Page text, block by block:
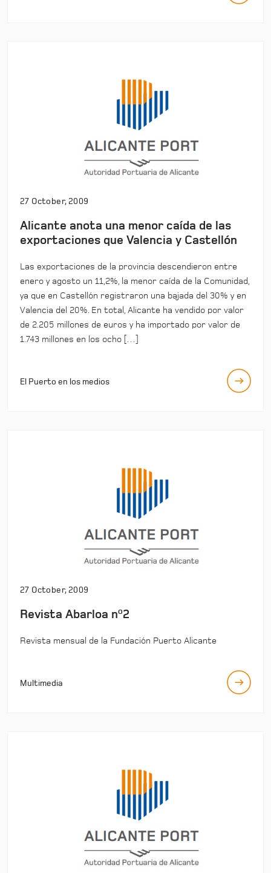
27 October, 2009
Alicante anota una menor caída de las
exportaciones que Valencia y Castellón
Las exportaciones de la provincia descendieron entre
enero y agosto un 11,2%, la menor caída de la Comunidad,
ya que en Castellón registraron una bajada del 30% y en
Valencia del 20%. En total, Alicante ha vendido por valor
de 2.205 millones de euros y ha importado por valor de
1.743 millones en los ocho […]
El Puerto en los medios
27 October, 2009
Revista Abarloa nº2
Revista mensual de la Fundación Puerto Alicante
Multimedia